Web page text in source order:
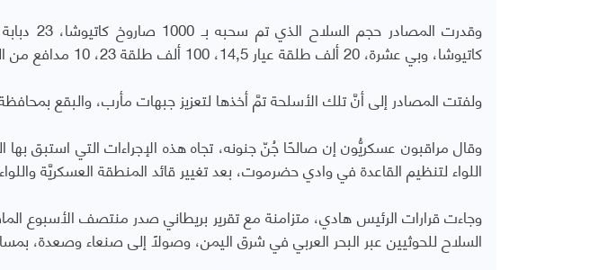
كاتيوشا، وبي عشرة، 20 ألف طلقة عيار 14,5، 100 ألف طلقة 23، 10 مدافع من اللواء 37.
ولفتت المصادر إلى أنَّ تلك الأسلحة تمَّ أخذها لتعزيز جبهات مأرب، والبقع
وقال مراقبون عسكريُّون إن صالحًا جُنّ جنونه، تجاه هذه الإجراءات التي استبق
اللواء لتنظيم القاعدة في وادي حضرموت، بعد تغيير قائد المنطقة العسكريَّة
وجاءت قرارات الرئيس هادي، متزامنة مع تقرير بريطاني صدر منتصف الأسبوع
السلاح للحوثيين عبر البحر العربي في شرق اليمن، وصولاً إلى صنعاء وصعدة،